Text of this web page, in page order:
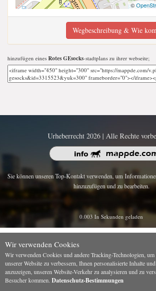
©
Wegbeschreibung & Wie
hinzufügen eines Rotes GEsocks-stadtplans zu ihrer webseite;
Urheberrecht 2026 | Alle Rechte
Sie können unseren Top-Kontakt verwenden, um
hinzuzufügen und zu bearbeiten.
0.003 In Sekunden geladen
Wir verwenden Cookies
Wir verwenden Cookies und andere Tracking-Technologien,
unserer Website zu verbessern, Ihnen personalisierte Inhalte
anzuzeigen, unseren Website-Verkehr zu analysieren und zu
Besucher kommen. Datenschutz-Bestimmungen